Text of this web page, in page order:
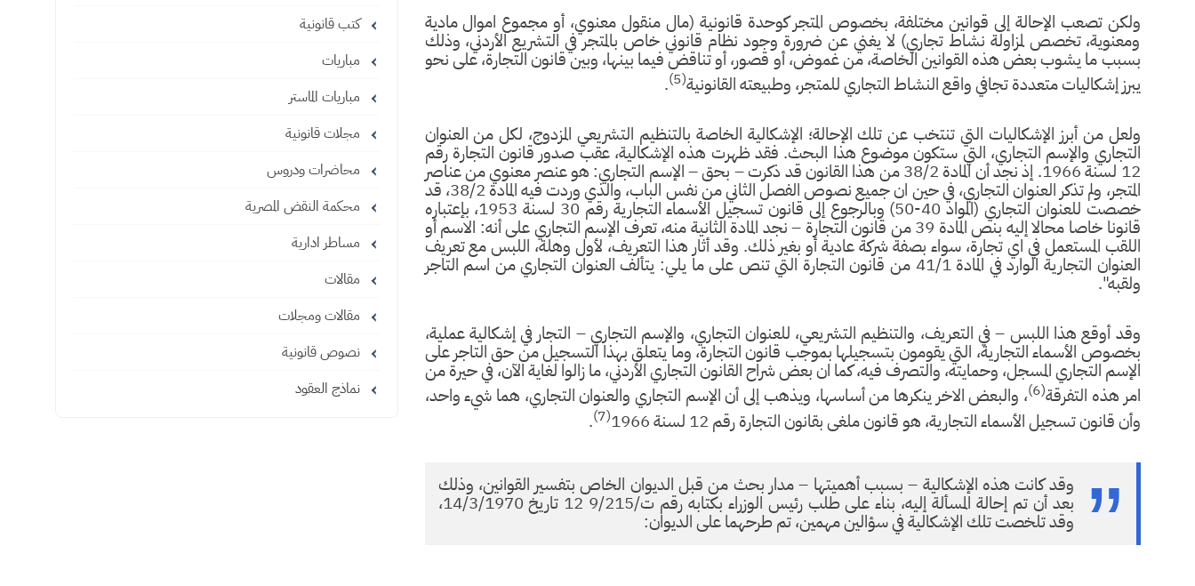
ولكن تصعب الإحالة إلى قوانين مختلفة، بخصوص المتجر كوحدة قانونية (مال منقول معنوي، أو مجموع اموال مادية
ومعنوية، تخصص لمزاولة نشاط تجاري) لا يغني عن ضرورة وجود نظام قانوني خاص بالمتجر في التشريع الأردني، وذلك
بسبب ما يشوب بعض هذه القوانين الخاصة، من غموض، أو قصور، أو تناقض فيما بينها، وبين قانون التجارة، على نحو
يبرز إشكاليات متعددة تجافي واقع النشاط التجاري للمتجر، وطبيعته القانونية(5)
.
ولعل من أبرز الإشكاليات التي تنتخب عن تلك الإحالة؛ الإشكالية الخاصة بالتنظيم التشريعي المزدوج، لكل من العنوان
التجاري والإسم التجاري، التي ستكون موضوع هذا البحث. فقد ظهرت هذه الإشكالية، عقب صدور قانون التجارة رقم
12 لسنة 1966. إذ نجد أن المادة 38/2 من هذا القانون قد ذكرت – بحق – الإسم التجاري: هو عنصر معنوي من عناصر
المتجر، ولم تذكر العنوان التجاري، في حين ان جميع نصوص الفصل الثاني من نفس الباب، والذي وردت فيه المادة 38/2، قد
خصصت للعنوان التجاري (المواد 40-50) وبالرجوع إلى قانون تسجيل الأسماء التجارية رقم 30 لسنة 1953، بإعتباره
قانونا خاصا محالا إليه بنص المادة 39 من قانون التجارة – نجد المادة الثانية منه، تعرف الإسم التجاري على أنه: الاسم أو
اللقب المستعمل في اي تجارة، سواء بصفة شركة عادية أو بغير ذلك. وقد أثار هذا التعريف، لأول وهلة، اللبس مع تعريف
العنوان التجارية الوارد في المادة 41/1 من قانون التجارة التي تنص على ما يلي: يتألف العنوان التجاري من اسم التاجر
ولقبه".
وقد أوقع هذا اللبس – في التعريف، والتنظيم التشريعي، للعنوان التجاري، والإسم التجاري – التجار في إشكالية عملية،
بخصوص الأسماء التجارية، التي يقومون بتسجيلها بموجب قانون التجارة، وما يتعلق بهذا التسجيل من حق التاجر على
الإسم التجاري المسجل، وحمايته، والتصرف فيه، كما ان بعض شراح القانون التجاري الأردني، ما زالوا لغاية الآن، في حيرة من
امر هذه التفرقة(6)
، والبعض الاخر ينكرها من أساسها، ويذهب إلى أن الإسم التجاري والعنوان التجاري، هما شيء واحد،
وأن قانون تسجيل الأسماء التجارية، هو قانون ملغى بقانون التجارة رقم 12 لسنة 1966
(7)
.
وقد كانت هذه الإشكالية – بسبب أهميتها – مدار بحث من قبل الديوان الخاص بتفسير القوانين، وذلك
بعد أن تم إحالة المسألة إليه، بناء على طلب رئيس الوزراء بكتابه رقم ت/9/215 12 تاريخ 14/3/1970،
وقد تلخصت تلك الإشكالية في سؤالين مهمين، تم طرحهما على الديوان:
كتب قانونية
مباريات
مباريات الماستر
مجلات قانونية
محاضرات ودروس
محكمة النقض المصرية
مساطر ادارية
مقالات
مقالات ومجلات
نصوص قانونية
نماذج العقود